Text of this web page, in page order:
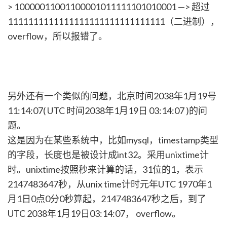
> 10000011001100001011111101010001 —> 超过
1111111111111111111111111111111（二进制），
overflow，所以报错了。
另外还有一个类似的问题，北京时间2038年1月19号
11:14:07( UTC 时间2038年1月19日 03:14:07 )的问
题。
这是因为在某些系统中，比如mysql，timestamp类型
的字段，长度也是被设计成int32。采用unixtime计
时。unixtime按照秒来计算的话，31位的1，表示
2147483647秒，从unix time计时元年UTC 1970年1
月1日0点0分0秒算起，2147483647秒之后，到了
UTC 2038年1月19日03:14:07， overflow。